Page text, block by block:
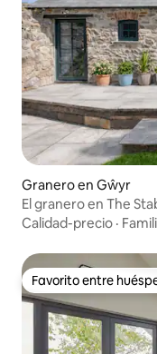
Granero en Gŵyr
El granero en The
Calidad-precio ·
Favorito entre
Favorito entre